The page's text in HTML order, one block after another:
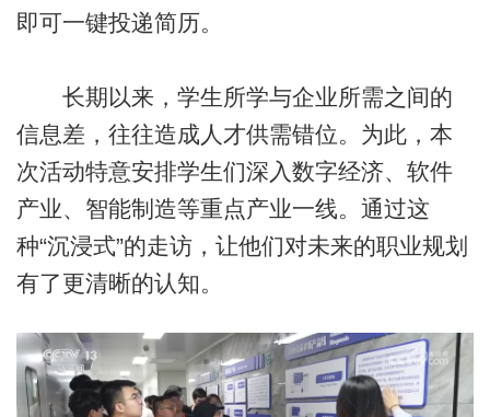
即可一键投递简历。
长期以来，学生所学与企业所需之间的
信息差，往往造成人才供需错位。为此，本
次活动特意安排学生们深入数字经济、软件
产业、智能制造等重点产业一线。通过这
种“沉浸式”的走访，让他们对未来的职业规划
有了更清晰的认知。